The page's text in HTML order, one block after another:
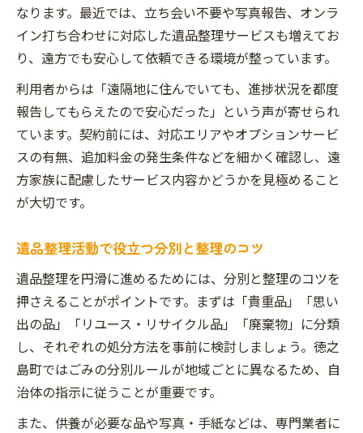
なります。最近では、立ち会い不要や写真報告、オンラ
イン打ち合わせに対応した遺品整理サービスも増えてお
り、遠方でも安心して依頼できる環境が整っています。
利用者からは「遠隔地に住んでいても、進捗状況を都度
報告してもらえたので安心だった」という声が寄せられ
ています。契約前には、対応エリアやオプションサービ
スの有無、追加料金の発生条件などを細かく確認し、遠
方家族に配慮したサービス内容かどうかを見極めること
が大切です。
遺品整理活動で役立つ分別と整理のコツ
遺品整理を円滑に進めるためには、分別と整理のコツを
押さえることがポイントです。まずは「貴重品」「思い
出の品」「リユース・リサイクル品」「廃棄物」に分類
し、それぞれの処分方法を事前に検討しましょう。徳之
島町ではごみの分別ルールが地域ごとに異なるため、自
治体の指示に従うことが重要です。
また、供養が必要な品や写真・手紙などは、専門業者に